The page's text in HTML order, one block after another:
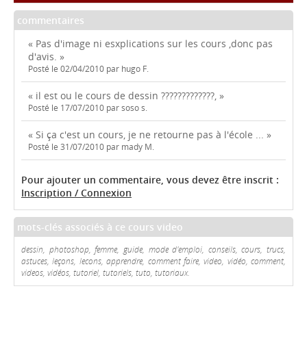
commentaires
« Pas d'image ni esxplications sur les cours ,donc pas
d'avis. »
Posté le 02/04/2010 par hugo F.
« il est ou le cours de dessin ?????????????, »
Posté le 17/07/2010 par soso s.
« Si ça c'est un cours, je ne retourne pas à l'école ... »
Posté le 31/07/2010 par mady M.
Pour ajouter un commentaire, vous devez être inscrit :
Inscription / Connexion
mots-clés associés à ce cours video
dessin, photoshop, femme, guide, mode d'emploi, conseils, cours, trucs,
astuces, leçons, lecons, apprendre, comment faire, video, vidéo, comment,
videos, vidéos, tutoriel, tutoriels, tuto, tutoriaux.